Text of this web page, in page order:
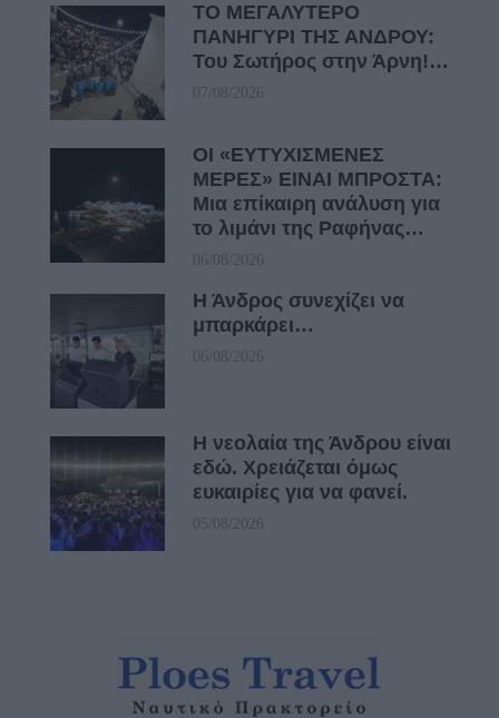
ΤΟ ΜΕΓΑΛΥΤΕΡΟ
ΠΑΝΗΓΥΡΙ ΤΗΣ ΑΝΔΡΟΥ:
Του Σωτήρος στην Άρνη!…
07/08/2026
ΟΙ «ΕΥΤΥΧΙΣΜΕΝΕΣ
ΜΕΡΕΣ» ΕΙΝΑΙ ΜΠΡΟΣΤΑ:
Μια επίκαιρη ανάλυση για
το λιμάνι της Ραφήνας…
06/08/2026
Η Άνδρος συνεχίζει να
μπαρκάρει…
06/08/2026
Η νεολαία της Άνδρου είναι
εδώ. Χρειάζεται όμως
ευκαιρίες για να φανεί.
05/08/2026